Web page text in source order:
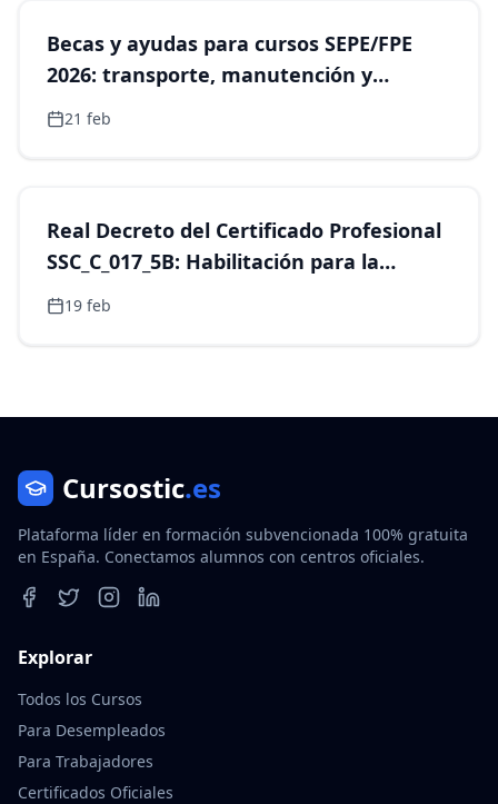
Becas y ayudas para cursos SEPE/FPE
2026: transporte, manutención y
conciliación
21 feb
Real Decreto del Certificado Profesional
SSC_C_017_5B: Habilitación para la
Docencia en Grados A, B y C de FP
19 feb
Cursostic.es
Plataforma líder en formación subvencionada 100% gratuita
en España. Conectamos alumnos con centros oficiales.
Explorar
Todos los Cursos
Para Desempleados
Para Trabajadores
Certificados Oficiales